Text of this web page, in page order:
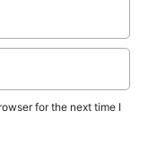
for the next time I